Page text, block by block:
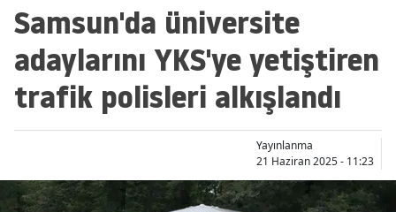
Amasya
Ankara
Antalya
Aydın
Balıkesir
Samsun'da üniversite
adaylarını YKS'ye yetiştiren
trafik polisleri alkışlandı
Yayınlanma
21 Haziran 2025 - 11:23